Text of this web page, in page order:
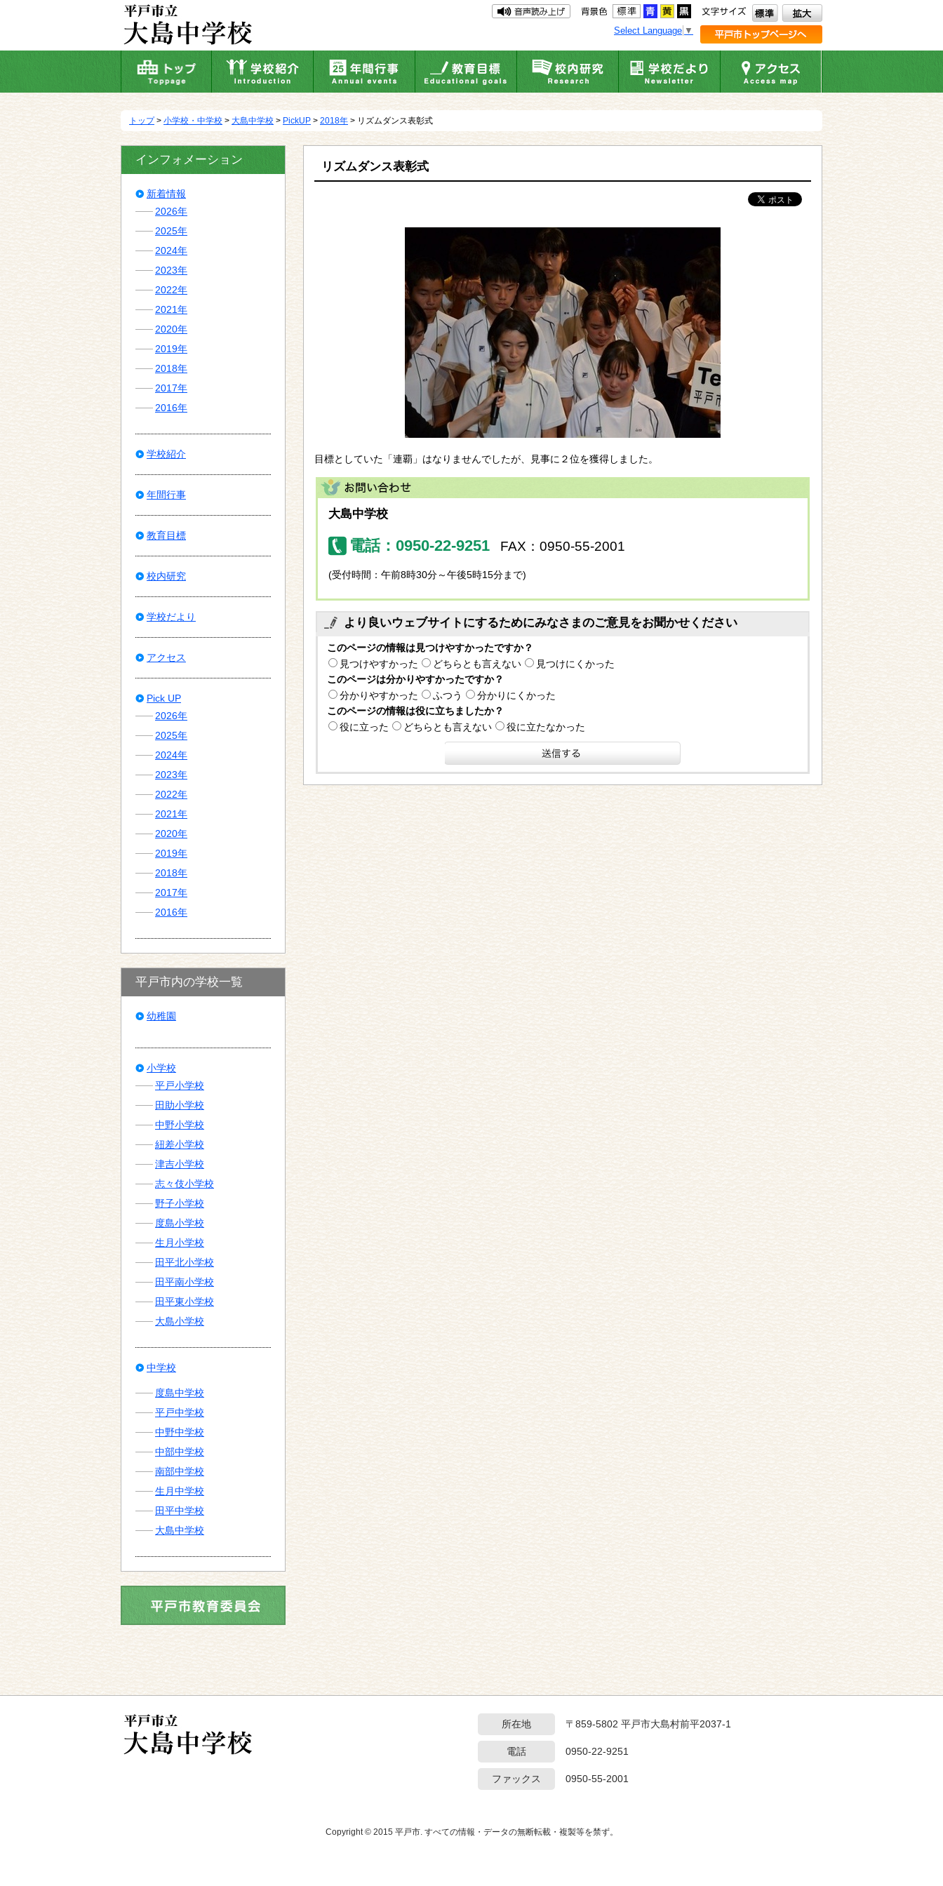
動
Select Language ▼
トップ> 小学校・中学校 > 大島中学校 > PickUP > 2018年 > リズムダンス表彰式
リズムダンス表彰式
目標としていた「連覇」はなりませんでしたが、見事に２位を獲得しました。
大島中学校
電話：0950-22-9251 FAX：0950-55-2001
(受付時間：午前8時30分～午後5時15分まで)
より良いウェブサイトにするためにみなさまのご意見をお聞かせください
このページの情報は見つけやすかったですか？
見つけやすかった
どちらとも言えない
見つけにくかった
このページは分かりやすかったですか？
分かりやすかった
ふつう
分かりにくかった
このページの情報は役に立ちましたか？
役に立った
どちらとも言えない 役に立たなかった
インフォメーション
新着情報
2026年
2025年
2024年
2023年
2022年
2021年
2020年
2019年
2018年
2017年
2016年
学校紹介
年間行事
教育目標
校内研究
学校だより
アクセス
Pick UP
2026年
2025年
2024年
2023年
2022年
2021年
2020年
2019年
2018年
2017年
2016年
平戸市内の学校一覧
幼稚園
小学校
平戸小学校
田助小学校
中野小学校
紐差小学校
津吉小学校
志々伎小学校
野子小学校
度島小学校
生月小学校
田平北小学校
田平南小学校
田平東小学校
大島小学校
中学校
度島中学校
平戸中学校
中野中学校
中部中学校
南部中学校
生月中学校
田平中学校
大島中学校
所在地 〒859-5802 平戸市大島村前平2037-1
電話 0950-22-9251
ファックス 0950-55-2001
Copyright © 2015 平戸市. すべての情報・データの無断転載・複製等を禁ず。